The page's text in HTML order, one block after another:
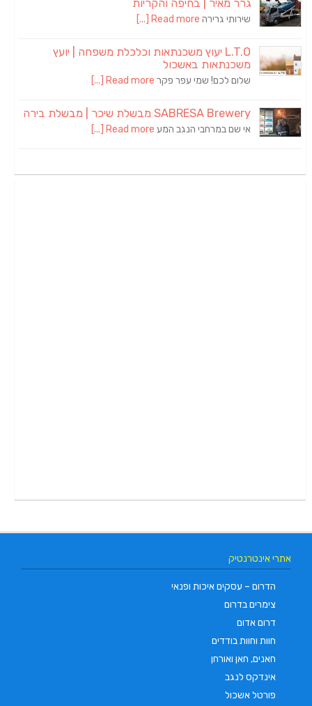
גרר מאיר | בחיפה והקריות
שירותי גרירה Read more [...]
L.T.O יעוץ משכנתאות וכלכלת משפחה | יועץ
משכנתאות באשכול
שלום לכם! שמי עפר פקר Read more [...]
SABRESA Brewery מבשלת שיכר | מבשלת בירה
אי שם במרחבי הנגב המע Read more [...]
אתרי אינטרנטיק
הדרום – עסקים איכות ופנאי
צימרים בדרום
דרום אדום
חוות וחוות בודדים
חאנים, חאן ואורחן
אינדקס לנגב
פורטל אשכול